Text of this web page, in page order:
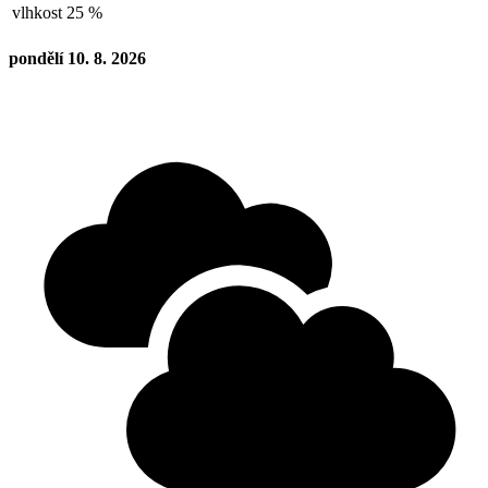
vlhkost 25 %
pondělí 10. 8. 2026